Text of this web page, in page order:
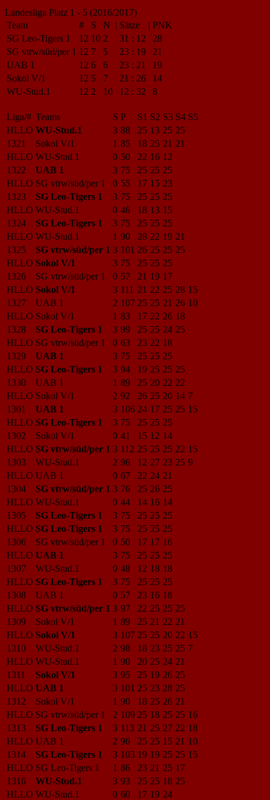
Landesliga Platz 1 - 5 (2016/2017)
Team
# S N | Sätze | PNK
SG Leo-Tigers 1
12 10 2 31 : 12
28
SG vtrw/süd/per 1 12 7 5 23 : 19
21
UAB 1
12 6 6 23 : 21
19
Sokol V/1
12 5 7 21 : 26
14
WU-Stud.1
12 2 10 12 : 32 8
Liga/# Teams S P S1 S2 S3 S4 S5
HLLO WU-Stud.1 3 88 25 13 25 25
1321
Sokol V/1 1 85 18 25 21 21
HLLO WU-Stud.1 0 50 22 16 12
1322
UAB 1 3 75 25 25 25
HLLO SG vtrw/süd/per 1 0 55 17 15 23
1323
SG Leo-Tigers 1 3 75 25 25 25
HLLO WU-Stud.1 0 46 18 13 15
1324
SG Leo-Tigers 1 3 75 25 25 25
HLLO WU-Stud.1 1 90 28 22 19 21
1325
SG vtrw/süd/per 1 3 101 26 25 25 25
HLLO Sokol V/1 3 75 25 25 25
1326
SG vtrw/süd/per 1 0 57 21 19 17
HLLO Sokol V/1 3 111 21 22 25 28 15
1327
UAB 1 2 107 25 25 21 26 10
HLLO Sokol V/1 1 83 17 22 26 18
1328
SG Leo-Tigers 1 3 99 25 25 24 25
HLLO SG vtrw/süd/per 1 0 63 23 22 18
1329
UAB 1 3 75 25 25 25
HLLO SG Leo-Tigers 1 3 94 19 25 25 25
1330
UAB 1 1 89 25 20 22 22
HLLO Sokol V/1 2 92 26 25 20 14 7
1301
UAB 1 3 106 24 17 25 25 15
HLLO SG Leo-Tigers 1 3 75 25 25 25
1302
Sokol V/1 0 41 15 12 14
HLLO SG vtrw/süd/per 1 3 112 25 25 25 22 15
1303
WU-Stud.1 2 96 12 27 23 25 9
HLLO UAB 1 0 67 22 24 21
1304
SG vtrw/süd/per 1 3 76 25 26 25
HLLO WU-Stud.1 0 44 14 16 14
1305
SG Leo-Tigers 1 3 75 25 25 25
HLLO SG Leo-Tigers 1 3 75 25 25 25
1306
SG vtrw/süd/per 1 0 50 17 17 16
HLLO UAB 1 3 75 25 25 25
1307
WU-Stud.1 0 48 12 18 18
HLLO SG Leo-Tigers 1 3 75 25 25 25
1308
UAB 1 0 57 23 16 18
HLLO SG vtrw/süd/per 1 3 97 22 25 25 25
1309
Sokol V/1 1 89 25 21 22 21
HLLO Sokol V/1 3 107 25 25 20 22 15
1310
WU-Stud.1 2 98 18 23 25 25 7
HLLO WU-Stud.1 1 90 20 25 24 21
1311
Sokol V/1 3 95 25 19 26 25
HLLO UAB 1 3 101 25 23 28 25
1312
Sokol V/1 1 90 18 25 26 21
HLLO SG vtrw/süd/per 1 2 109 25 18 25 25 16
1313
SG Leo-Tigers 1 3 113 21 25 27 22 18
HLLO UAB 1 2 96 25 25 15 21 10
1314
SG Leo-Tigers 1 3 103 19 19 25 25 15
HLLO SG Leo-Tigers 1 1 86 23 21 25 17
1316
WU-Stud.1 3 93 25 25 18 25
HLLO WU-Stud.1 0 60 17 19 24